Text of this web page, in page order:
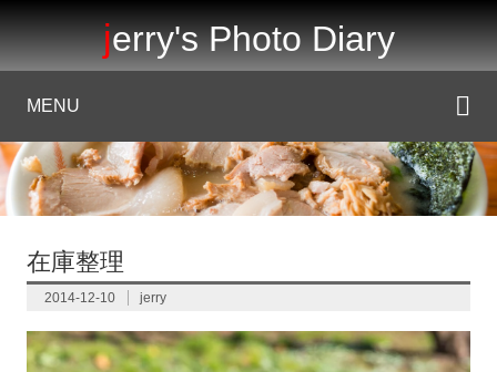
jerry's Photo Diary
MENU
在庫整理
2014-12-10 jerry